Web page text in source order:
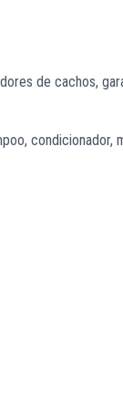
de cachos,
condicionador,